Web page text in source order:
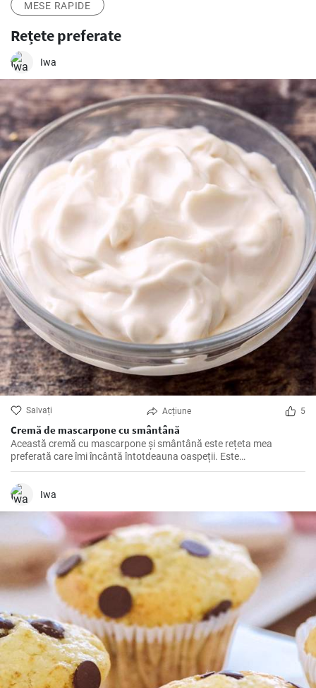
MESE RAPIDE
Rețete preferate
Iwa
Salvați Acțiune 5
Cremă de mascarpone cu smântână
Această cremă cu mascarpone și smântână este rețeta mea
preferată care îmi încântă întotdeauna oaspeții. Este
acompaniamentul perfect pentru multe deserturi, cum ar fi tiramisu,
dar merge de asemenea foarte bine cu tartele cu fructe.
Iwa